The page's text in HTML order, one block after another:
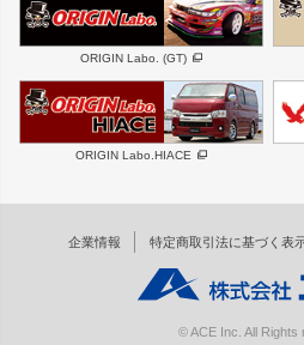
スバル 三菱
デ
軽自動車 汎用
サイドパーツ
メ
ハイエースパーツ
ホイール
DAYTONA-RS
エアロシリーズ
RUGGER MODEL
オーバーフェンダー
ワイ
ORIGIN Labo. (GT)
ORIGIN Labo.HIACE
企業情報 特定商取引法に基づく表
© ACE Inc. All Rights